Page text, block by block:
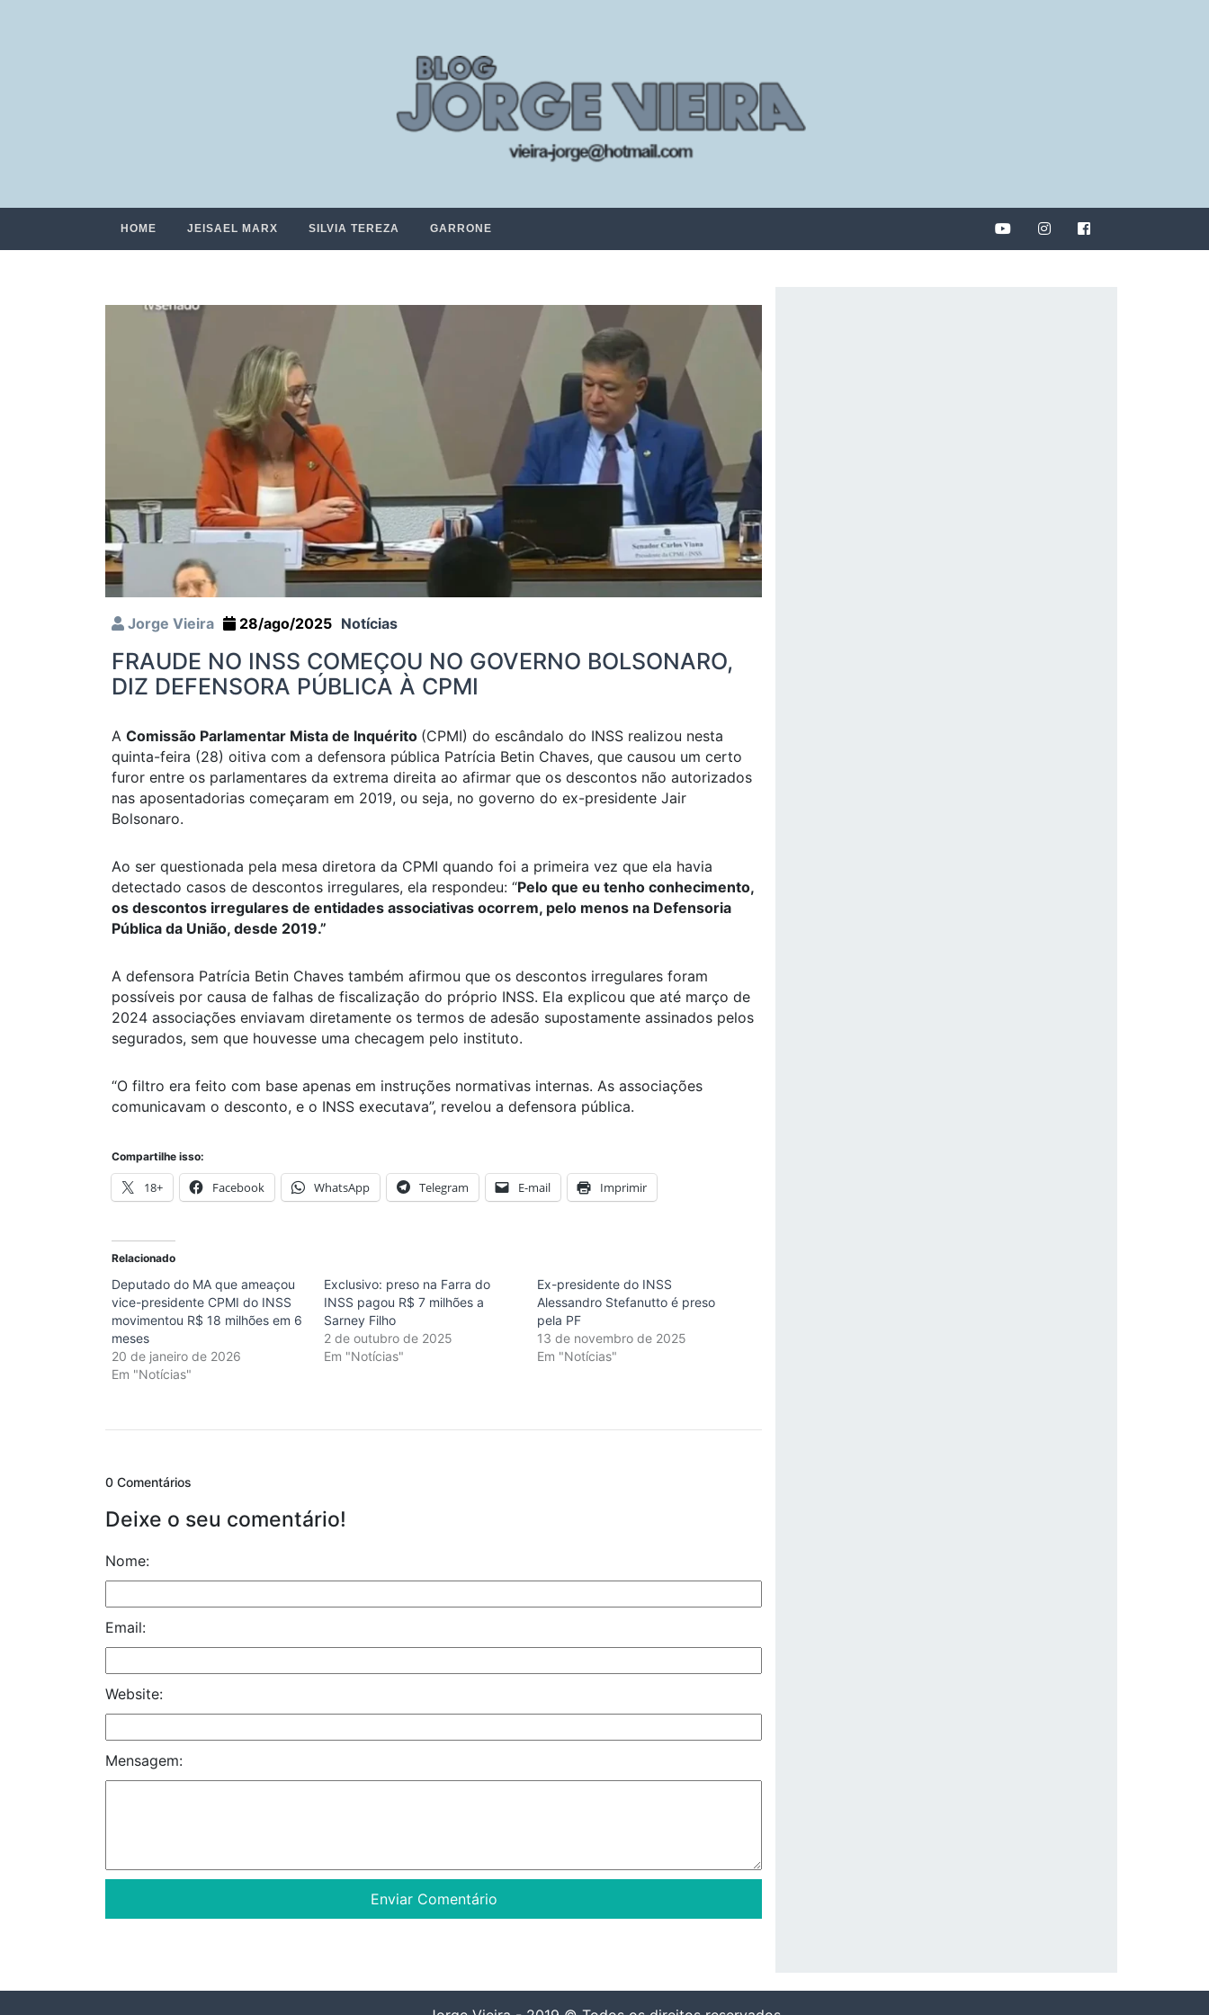
HOME JEISAEL MARX SILVIA TEREZA GARRONE
Jorge Vieira 28/ago/2025 Notícias
FRAUDE NO INSS COMEÇOU NO GOVERNO BOLSONARO,
DIZ DEFENSORA PÚBLICA À CPMI
A Comissão Parlamentar Mista de Inquérito (CPMI) do escândalo do INSS realizou nesta
quinta-feira (28) oitiva com a defensora pública Patrícia Betin Chaves, que causou um certo
furor entre os parlamentares da extrema direita ao afirmar que os descontos não autorizados
nas aposentadorias começaram em 2019, ou seja, no governo do ex-presidente Jair
Bolsonaro.
Ao ser questionada pela mesa diretora da CPMI quando foi a primeira vez que ela havia
detectado casos de descontos irregulares, ela respondeu: “Pelo que eu tenho conhecimento,
os descontos irregulares de entidades associativas ocorrem, pelo menos na Defensoria
Pública da União, desde 2019.”
A defensora Patrícia Betin Chaves também afirmou que os descontos irregulares foram
possíveis por causa de falhas de fiscalização do próprio INSS. Ela explicou que até março de
2024 associações enviavam diretamente os termos de adesão supostamente assinados pelos
segurados, sem que houvesse uma checagem pelo instituto.
“O filtro era feito com base apenas em instruções normativas internas. As associações
comunicavam o desconto, e o INSS executava”, revelou a defensora pública.
Compartilhe isso:
18+ Facebook WhatsApp Telegram E-mail Imprimir
Relacionado
Deputado do MA que ameaçou
vice-presidente CPMI do INSS
movimentou R$ 18 milhões em 6
meses
20 de janeiro de 2026
Em "Notícias"
Exclusivo: preso na Farra do
INSS pagou R$ 7 milhões a
Sarney Filho
2 de outubro de 2025
Em "Notícias"
Ex-presidente do INSS
Alessandro Stefanutto é preso
pela PF
13 de novembro de 2025
Em "Notícias"
0 Comentários
Deixe o seu comentário!
Nome:
Email:
Website:
Mensagem: